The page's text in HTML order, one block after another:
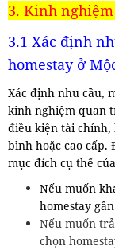
3. Kinh
3.1 Xác định
homestay ở
Xác định nhu cầu,
kinh nghiệm quan
điều kiện tài chính,
bình hoặc cao
mục đích cụ thể
Nếu muốn
homestay
Nếu muốn
chọn